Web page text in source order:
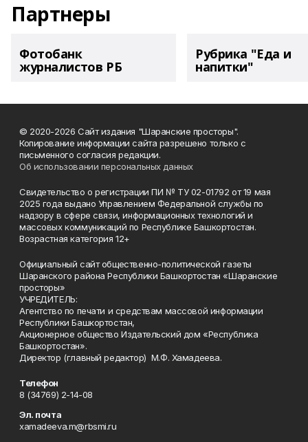
Партнеры
Фотобанк
журналистов РБ
Рубрика "Еда и
напитки"
© 2020-2026 Сайт издания "Шаранские просторы".
Копирование информации сайта разрешено только с
письменного согласия редакции.
Об использовании персональных данных
Свидетельство о регистрации ПИ № ТУ 02-01792 от 19 мая
2025 года выдано Управлением Федеральной службы по
надзору в сфере связи, информационных технологий и
массовых коммуникаций по Республике Башкортостан.
Возрастная категория 12+
Официальный сайт общественно-политической газеты
Шаранского района Республики Башкортостан «Шаранские
просторы»
УЧРЕДИТЕЛЬ:
Агентство по печати и средствам массовой информации
Республики Башкортостан,
Акционерное общество Издательский дом «Республика
Башкортостан».
Директор (главный редактор) М.Ф. Хамадеева.
Телефон
8 (34769) 2-14-08
Эл. почта
xamadeeva.m@rbsmi.ru